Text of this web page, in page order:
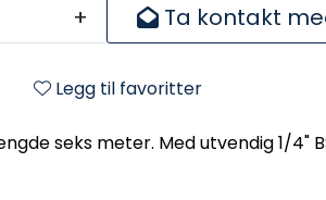
+ Ta kontakt
Legg til favoritter
seks meter. Med utvendig 1/4"